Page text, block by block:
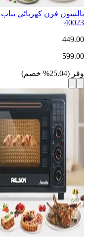
40023
449.00
599.00
وفر (
25.04
% خصم)